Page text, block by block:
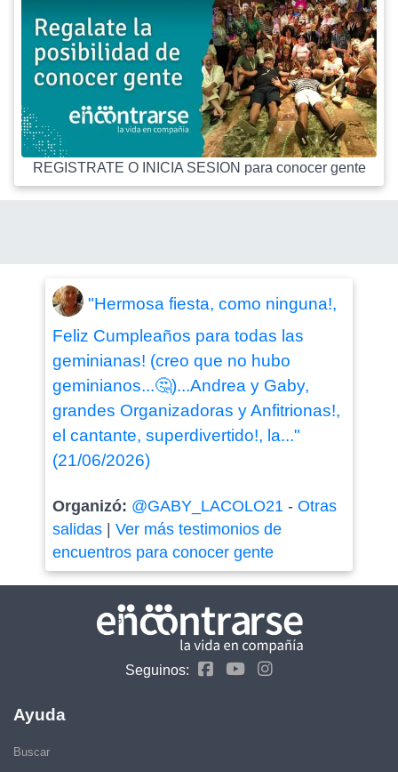
REGISTRATE O INICIA SESION para conocer gente
"Hermosa fiesta, como ninguna!,
Feliz Cumpleaños para todas las
geminianas! (creo que no hubo
geminianos...🤔)...Andrea y Gaby,
grandes Organizadoras y Anfitrionas!,
el cantante, superdivertido!, la..."
(21/06/2026)
Organizó: @GABY_LACOLO21- Otras
salidas| Ver más testimonios de
encuentros para conocer gente
Seguinos:
Ayuda
Buscar